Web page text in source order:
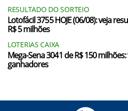
RESULTADO DO SORTEIO
Lotofácil 3755 HOJE (06/08): veja
R$ 5 milhões
LOTERIAS CAIXA
Mega-Sena 3041 de R$ 150
ganhadores